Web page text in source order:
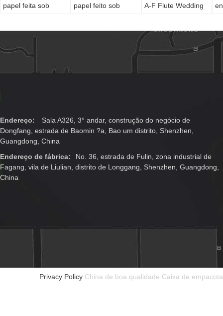
papel feita sob
garrafa de água
papel feito sob
A-F Flute Wedding
Endereço:
Sala A326, 3° andar, construção do negócio de
Dongfang, estrada de Baomin ?a, Bao um distrito, Shenzhen,
Guangdong, China
Endereço de fábrica:
No. 36, estrada de Fulin, zona industrial de
Fagang, vila de Liulian, distrito de Longgang, Shenzhen, Guangdong,
China
Privacy Policy China de boa qualidade Caixa de